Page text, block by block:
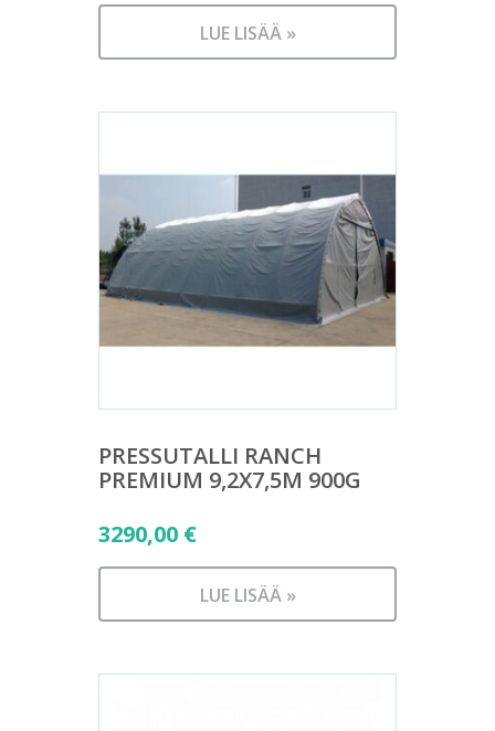
LUE LISÄÄ »
PRESSUTALLI RANCH
PREMIUM 9,2X7,5M 900G
3290,00 €
LUE LISÄÄ »